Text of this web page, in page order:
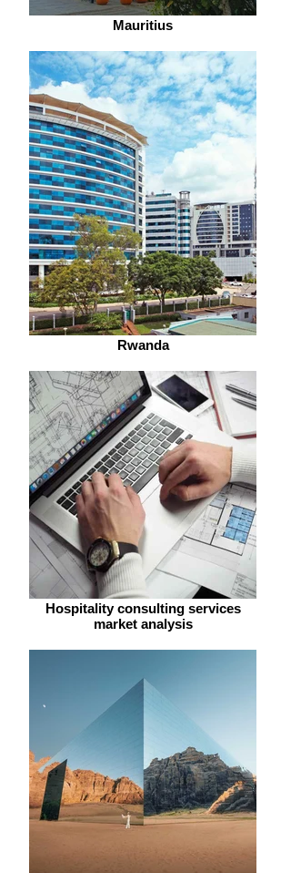
Mauritius
Rwanda
Hospitality consulting services
market analysis